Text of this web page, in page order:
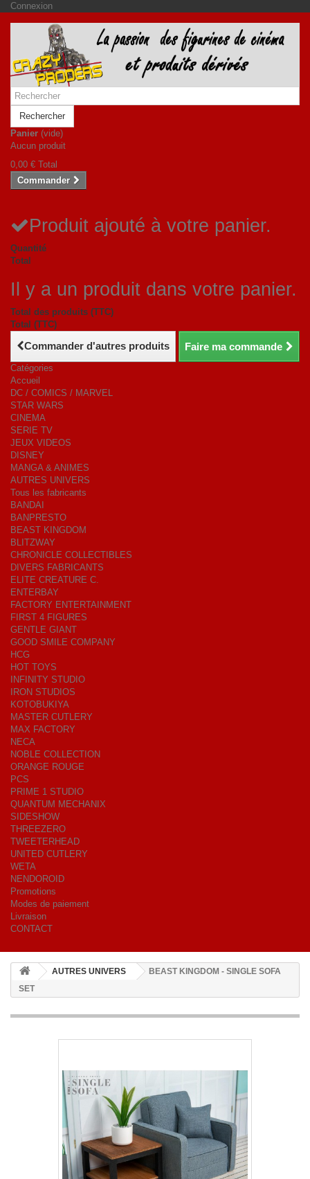
Connexion
Rechercher
Panier (vide)
Aucun produit
0,00 € Total
Commander
Produit ajouté à votre panier.
Quantité
Total
Il y a un produit dans votre panier.
Total des produits (TTC)
Total (TTC)
Commander d'autres produits Faire ma commande
Catégories
Accueil
DC / COMICS / MARVEL
STAR WARS
CINEMA
SERIE TV
JEUX VIDEOS
DISNEY
MANGA & ANIMES
AUTRES UNIVERS
Tous les fabricants
BANDAI
BANPRESTO
BEAST KINGDOM
BLITZWAY
CHRONICLE COLLECTIBLES
DIVERS FABRICANTS
ELITE CREATURE C.
ENTERBAY
FACTORY ENTERTAINMENT
FIRST 4 FIGURES
GENTLE GIANT
GOOD SMILE COMPANY
HCG
HOT TOYS
INFINITY STUDIO
IRON STUDIOS
KOTOBUKIYA
MASTER CUTLERY
MAX FACTORY
NECA
NOBLE COLLECTION
ORANGE ROUGE
PCS
PRIME 1 STUDIO
QUANTUM MECHANIX
SIDESHOW
THREEZERO
TWEETERHEAD
UNITED CUTLERY
WETA
NENDOROID
Promotions
Modes de paiement
Livraison
CONTACT
AUTRES UNIVERS
BEAST KINGDOM - SINGLE SOFA
SET